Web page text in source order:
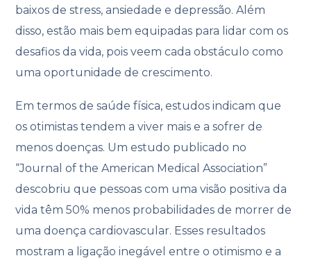
baixos de stress, ansiedade e depressão. Além
disso, estão mais bem equipadas para lidar com os
desafios da vida, pois veem cada obstáculo como
uma oportunidade de crescimento.
Em termos de saúde física, estudos indicam que
os otimistas tendem a viver mais e a sofrer de
menos doenças. Um estudo publicado no
“Journal of the American Medical Association”
descobriu que pessoas com uma visão positiva da
vida têm 50% menos probabilidades de morrer de
uma doença cardiovascular. Esses resultados
mostram a ligação inegável entre o otimismo e a